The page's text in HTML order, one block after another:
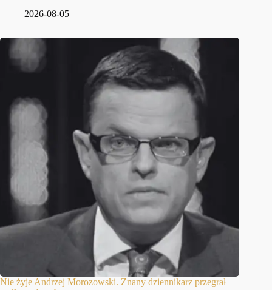
2026-08-05
Nie żyje Andrzej Morozowski. Znany dziennikarz przegrał